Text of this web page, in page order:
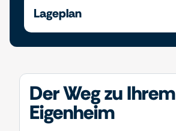
Lageplan
Der Weg zu Ihrem
Eigenheim